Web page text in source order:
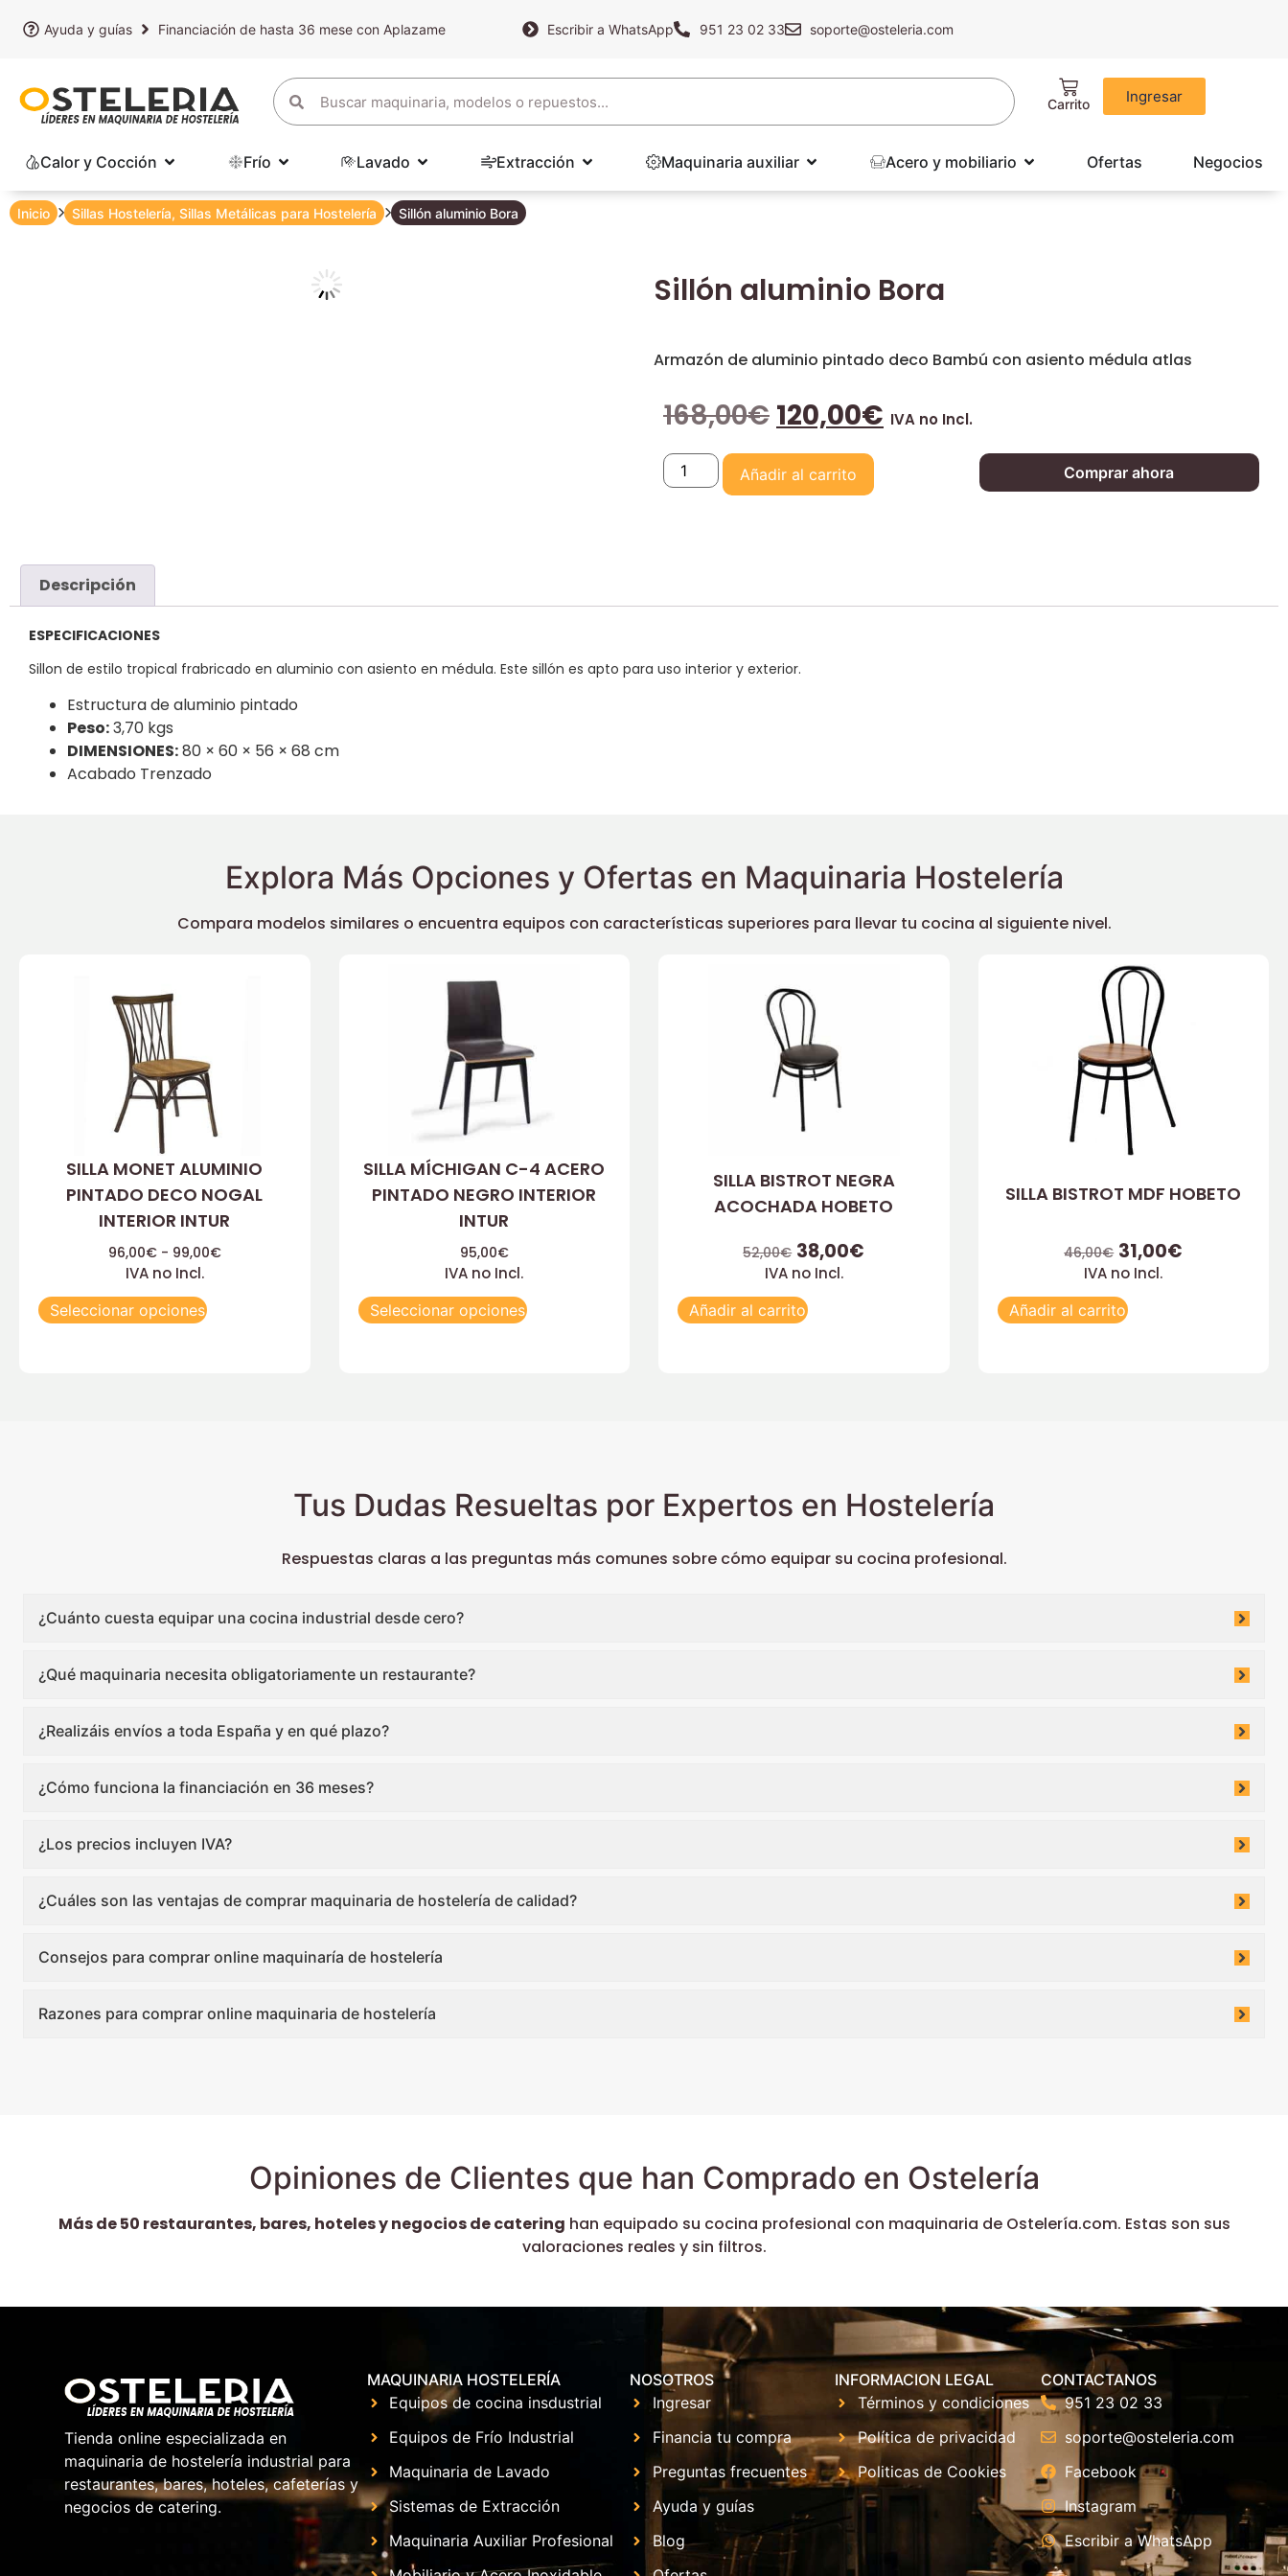
Ayuda y guías Financiación de hasta 36 mese con Aplazame Escribir a WhatsApp 951 23 02 33 soporte@osteleria.com
Ingresar
Calor y Cocción Frío Lavado Extracción Maquinaria auxiliar Acero y mobiliario Ofertas Negocios
Inicio Sillas Hostelería, Sillas Metálicas para Hostelería Sillón aluminio Bora
Sillón aluminio Bora
Armazón de aluminio pintado deco Bambú con asiento médula atlas
168,00€ 120,00€ IVA no Incl.
Añadir al carrito Comprar ahora
Descripción
ESPECIFICACIONES
Sillon de estilo tropical frabricado en aluminio con asiento en médula. Este sillón es apto para uso interior y exterior.
Estructura de aluminio pintado
Peso:3,70 kgs
DIMENSIONES:80 × 60 × 56 × 68 cm
Acabado Trenzado
Explora Más Opciones y Ofertas en Maquinaria Hostelería
Compara modelos similares o encuentra equipos con características superiores para llevar tu cocina al siguiente nivel.
SILLA MONET ALUMINIO
PINTADO DECO NOGAL
INTERIOR INTUR
96,00€ - 99,00€
IVA no Incl.
Seleccionar opciones
SILLA MÍCHIGAN C-4 ACERO
PINTADO NEGRO INTERIOR
INTUR
95,00€
IVA no Incl.
Seleccionar opciones
SILLA BISTROT NEGRA
ACOCHADA HOBETO
52,00€ 38,00€
IVA no Incl.
Añadir al carrito
SILLA BISTROT MDF HOBETO
46,00€ 31,00€
IVA no Incl.
Añadir al carrito
Tus Dudas Resueltas por Expertos en Hostelería
Respuestas claras a las preguntas más comunes sobre cómo equipar su cocina profesional.
¿Cuánto cuesta equipar una cocina industrial desde cero?
¿Qué maquinaria necesita obligatoriamente un restaurante?
¿Realizáis envíos a toda España y en qué plazo?
¿Cómo funciona la financiación en 36 meses?
¿Los precios incluyen IVA?
¿Cuáles son las ventajas de comprar maquinaria de hostelería de calidad?
Consejos para comprar online maquinaría de hostelería
Razones para comprar online maquinaria de hostelería
Opiniones de Clientes que han Comprado en Ostelería
Más de 50 restaurantes, bares, hoteles y negocios de catering han equipado su cocina profesional con maquinaria de Ostelería.com. Estas son sus
valoraciones reales y sin filtros.
Tienda online especializada en
maquinaria de hostelería industrial para
restaurantes, bares, hoteles, cafeterías y
negocios de catering.
MAQUINARIA HOSTELERÍA
Equipos de cocina insdustrial
Equipos de Frío Industrial
Maquinaria de Lavado
Sistemas de Extracción
Maquinaria Auxiliar Profesional
NOSOTROS
Ingresar
Financia tu compra
Preguntas frecuentes
Ayuda y guías
Blog
INFORMACION LEGAL
Términos y condiciones
Política de privacidad
Politicas de Cookies
CONTACTANOS
951 23 02 33
soporte@osteleria.com
Facebook
Instagram
Escribir a WhatsApp